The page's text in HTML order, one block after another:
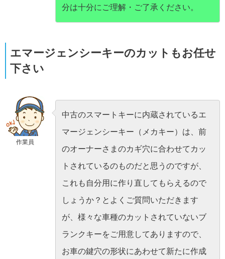
分は十分にご理解・ご了承ください。
エマージェンシーキーのカットもお任せ
下さい
作業員
中古のスマートキーに内蔵されているエ
マージェンシーキー（メカキー）は、前
のオーナーさまのカギ穴に合わせてカッ
トされているのものだと思うのですが、
これも自分用に作り直してもらえるので
しょうか？とよくご質問いただきます
が、様々な車種のカットされていないブ
ランクキーをご用意してありますので、
お車の鍵穴の形状にあわせて新たに作成